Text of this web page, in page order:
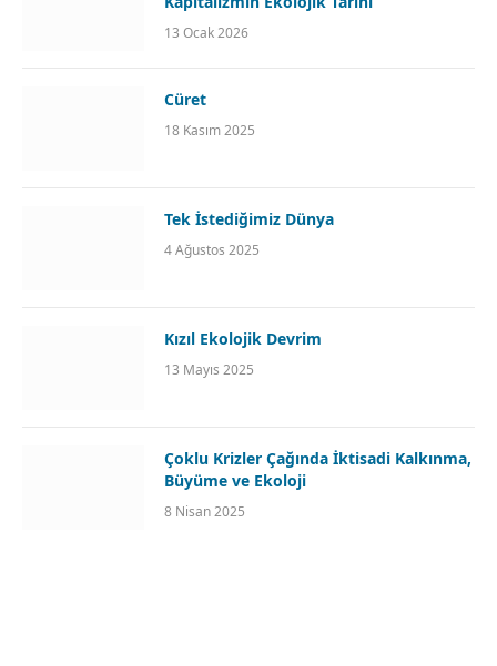
13 Ocak 2026
Cüret
18 Kasım 2025
Tek İstediğimiz Dünya
4 Ağustos 2025
Kızıl Ekolojik Devrim
13 Mayıs 2025
Çoklu Krizler Çağında İktisadi Kalkınma,
Büyüme ve Ekoloji
8 Nisan 2025